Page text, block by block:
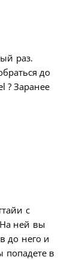
раз.
до
? Заранее
с
На ней вы
до него и
в